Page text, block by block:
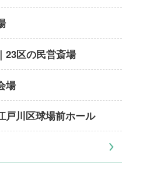
23区の民営斎場
場
戸川区球場前ホール